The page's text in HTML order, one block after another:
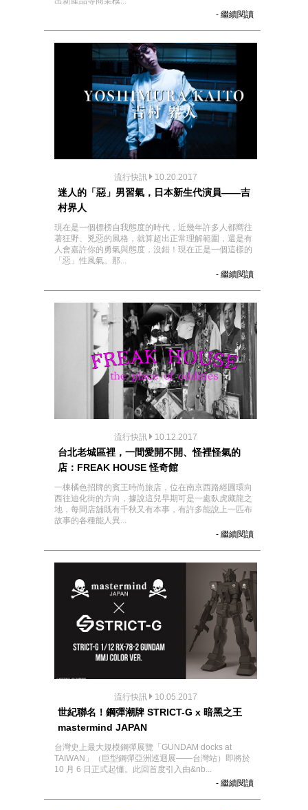
- 繼續閱讀
流行快訊 10.20.2017
迷人的「惡」男習氣，日本新生代演員——吉
村界人
現在是一個標榜自我態度的時代，近幾年許多人都嚮往
著狂野、兇惡的風格，就算超出正常理解範圍，還是有
人會嘉許你的勇氣與態度，沒錯！現在正是一個這樣的
「惡」性風氣。那...
- 繼續閱讀
流行快訊 10.12.2017
台北老城區裡，一間愛開不開、怪裡怪氣的
店：FREAK HOUSE 怪奇館
一棟橘色招牌的賓王時尚旅店，位在南京西路經圓環向
西往迪化街的方向，據說這兒早期可是一處臥虎藏龍之
地，每間店舖既有千秋又有本事，有許多能說上一匹布
故事的各種能人異...
- 繼續閱讀
流行快訊 10.05.2017
世紀聯名！鋼彈潮牌 STRICT-G x 暗黑之王
mastermind JAPAN
台灣史上最大規模鋼彈展覽「GUNDAM docks at
TAIWAN」（巨型鋼彈亞洲巡迴展——台灣站）即將於
10 月 6 日正式起懂。此回首度引入由&nb...
- 繼續閱讀